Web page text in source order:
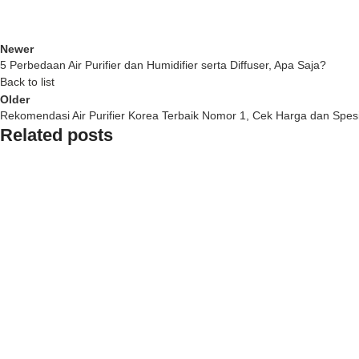
Newer
5 Perbedaan Air Purifier dan Humidifier serta Diffuser, Apa Saja?
Back to list
Older
Rekomendasi Air Purifier Korea Terbaik Nomor 1, Cek Harga dan
Related posts